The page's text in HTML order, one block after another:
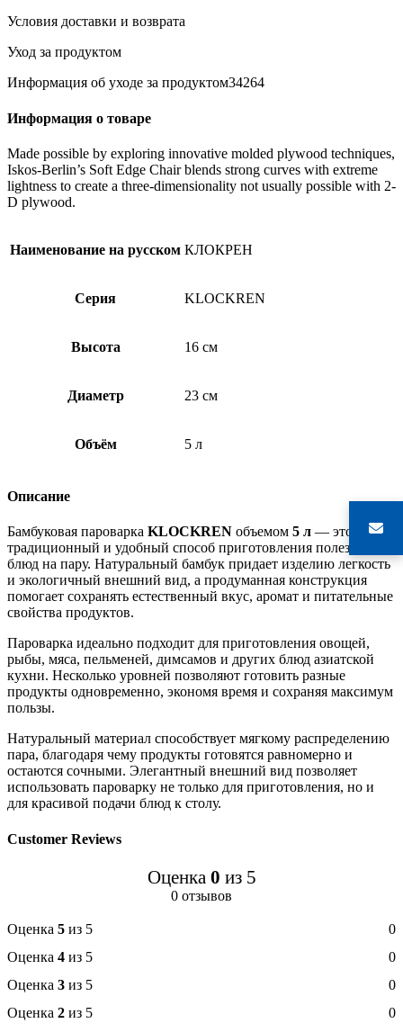
Условия доставки и возврата
Уход за продуктом
Информация об уходе за продуктом34264
Информация о товаре
Made possible by exploring innovative molded plywood techniques,
Iskos-Berlin’s Soft Edge Chair blends strong curves with extreme
lightness to create a three-dimensionality not usually possible with 2-
D plywood.
Наименование на русском КЛОКРЕН
Серия KLOCKREN
Высота 16 см
Диаметр 23 см
Объём 5 л
Описание
Бамбуковая пароварка KLOCKREN объемом 5 л — это
традиционный и удобный способ приготовления полезных
блюд на пару. Натуральный бамбук придает изделию легкость
и экологичный внешний вид, а продуманная конструкция
помогает сохранять естественный вкус, аромат и питательные
свойства продуктов.
Пароварка идеально подходит для приготовления овощей,
рыбы, мяса, пельменей, димсамов и других блюд азиатской
кухни. Несколько уровней позволяют готовить разные
продукты одновременно, экономя время и сохраняя максимум
пользы.
Натуральный материал способствует мягкому распределению
пара, благодаря чему продукты готовятся равномерно и
остаются сочными. Элегантный внешний вид позволяет
использовать пароварку не только для приготовления, но и
для красивой подачи блюд к столу.
Customer Reviews
Оценка 0 из 5
0 отзывов
Оценка 5 из 5
0
Оценка 4 из 5
0
Оценка 3 из 5
0
Оценка 2 из 5 0